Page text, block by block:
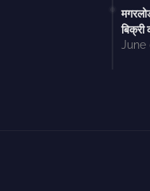
बिक्री